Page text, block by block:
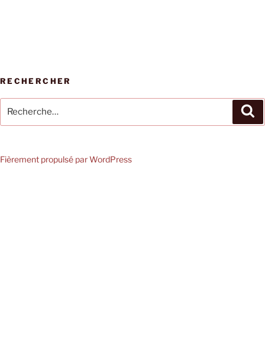
RECHERCHER
pour
Fièrement propulsé par WordPress